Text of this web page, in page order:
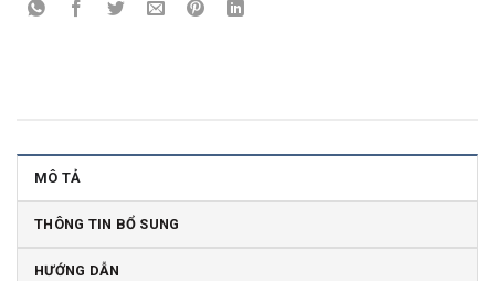
MÔ TẢ
THÔNG TIN BỔ SUNG
HƯỚNG DẪN